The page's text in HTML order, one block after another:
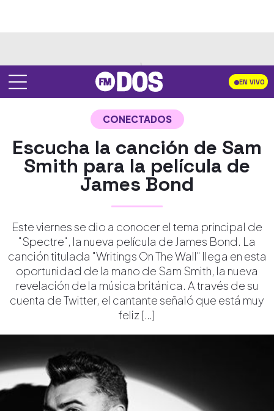
EN VIVO
CONECTADOS
Escucha la canción de Sam
Smith para la película de
James Bond
Este viernes se dio a conocer el tema principal de
"Spectre", la nueva película de James Bond. La
canción titulada "Writings On The Wall" llega en esta
oportunidad de la mano de Sam Smith, la nueva
revelación de la música británica. A través de su
cuenta de Twitter, el cantante señaló que está muy
feliz […]